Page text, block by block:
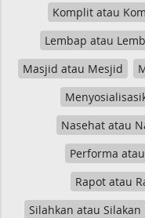
Komplit atau
Lembap atau
Masjid atau Mesjid
Nasehat atau
Performa
Rapot atau
Silahkan atau Silakan